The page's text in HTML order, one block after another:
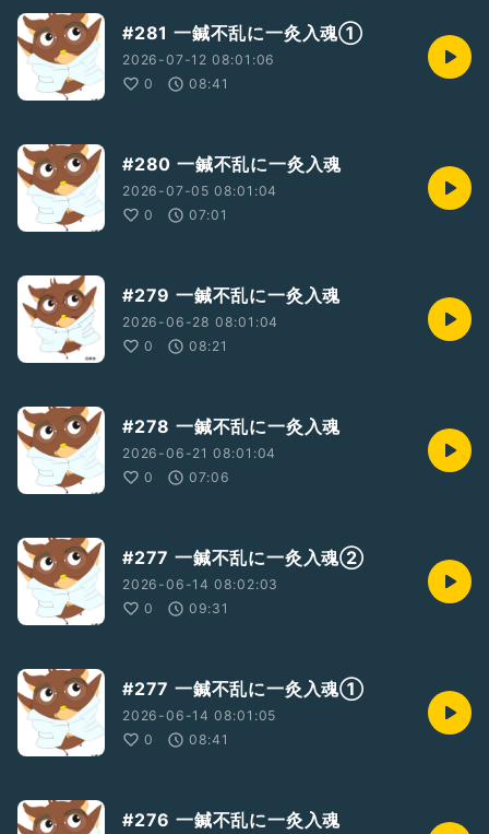
#281 一鍼不乱に一灸入魂①
2026-07-12 08:01:06
0
08:41
#280 一鍼不乱に一灸入魂
2026-07-05 08:01:04
0
07:01
#279 一鍼不乱に一灸入魂
2026-06-28 08:01:04
0
08:21
#278 一鍼不乱に一灸入魂
2026-06-21 08:01:04
0
07:06
#277 一鍼不乱に一灸入魂②
2026-06-14 08:02:03
0
09:31
#277 一鍼不乱に一灸入魂①
2026-06-14 08:01:05
0
08:41
#276 一鍼不乱に一灸入魂